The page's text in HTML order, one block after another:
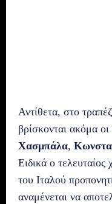
Αντίθετα, στο
βρίσκονται ακόμα
Χασμπάλα,
Ειδικά ο τελευταίος
του Ιταλού
αναμένεται να